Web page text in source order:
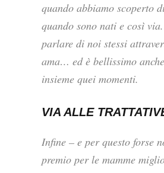
quando abbiamo scoperto
quando sono nati e così
parlare di noi stessi
ama… ed è bellissimo
insieme quei momenti.
VIA ALLE
Infine – e per questo forse
premio per le mamme